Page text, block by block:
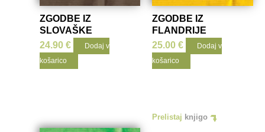
ZGODBE IZ
SLOVAŠKE
24.90€
Dodaj v
košarico
ZGODBE IZ
FLANDRIJE
25.00 €
Dodaj v
košarico
Prelistaj knjigo